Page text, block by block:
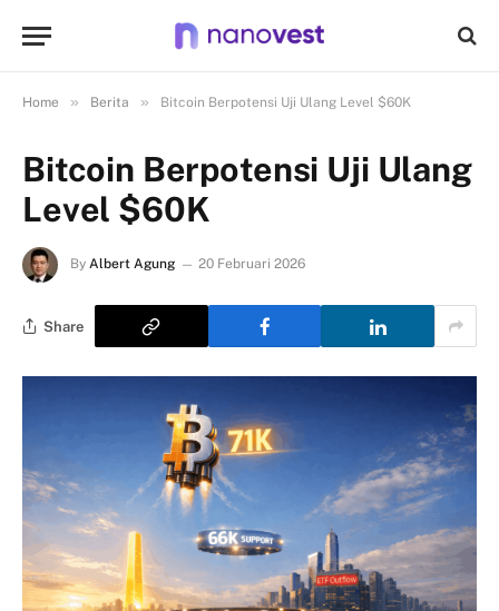
Home » Berita » Bitcoin Berpotensi Uji Ulang Level $60K
Bitcoin Berpotensi Uji Ulang
Level $60K
By Albert Agung 20 Februari 2026
Share